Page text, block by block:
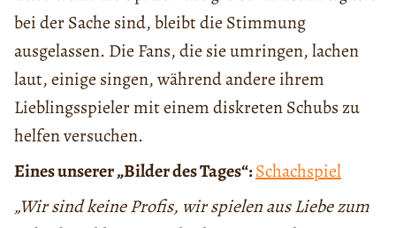
bei der Sache sind, bleibt die Stimmung
ausgelassen. Die Fans, die sie umringen, lachen
laut, einige singen, während andere ihrem
Lieblingsspieler mit einem diskreten Schubs zu
helfen versuchen.
Eines unserer „Bilder des Tages“:Schachspiel
„Wir sind keine Profis, wir spielen aus Liebe zum